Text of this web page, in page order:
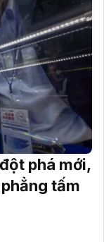
phá mới,
tấm